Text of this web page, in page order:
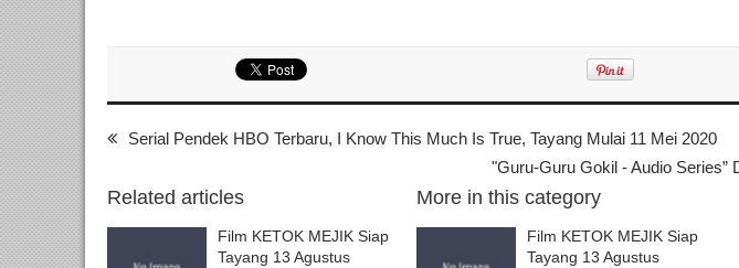
Serial Pendek HBO Terbaru, I Know This Much Is True, Tayang Mulai 11 Mei 2020
"Guru-Guru Gokil - Audio Series”
Related articles
Film KETOK MEJIK Siap
Tayang 13 Agustus
More in this category
Film KETOK MEJIK Siap
Tayang 13 Agustus